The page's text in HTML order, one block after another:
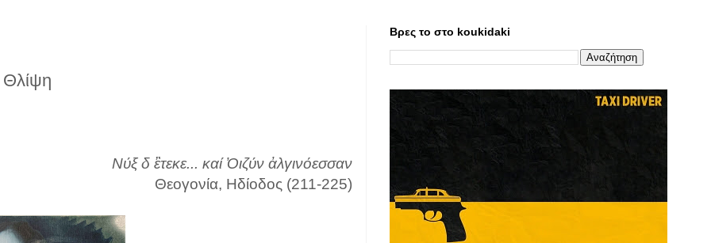
Θλίψη
Νύξ δ ἒτεκε... καί Ὀιζύν ἀλγινόεσσαν
Θεογονία, Ηδίοδος (211-225)
Βρες το στο koukidaki